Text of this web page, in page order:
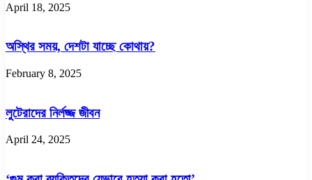
April 18, 2025
অস্থির সময়, দেশটা যাচ্ছে কোথায়?
February 8, 2025
লুটেরাদের নির্লজ্জ জীবন
April 24, 2025